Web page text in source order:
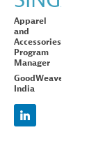
Apparel
and
Accessories
Program
Manager
GoodWeave
India